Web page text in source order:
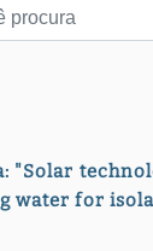
"Solar
water for